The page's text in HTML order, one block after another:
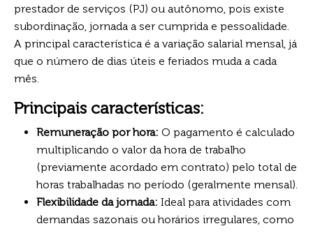
prestador de serviços (PJ) ou autônomo, pois existe
subordinação, jornada a ser cumprida e pessoalidade.
A principal característica é a variação salarial mensal, já
que o número de dias úteis e feriados muda a cada
mês.
Principais características:
Remuneração por hora: O pagamento é calculado
multiplicando o valor da hora de trabalho
(previamente acordado em contrato) pelo total de
horas trabalhadas no período (geralmente mensal).
Flexibilidade da jornada: Ideal para atividades com
demandas sazonais ou horários irregulares, como